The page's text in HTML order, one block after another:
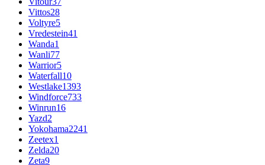
Vittos28
Voltyre5
Vredestein41
Wanda1
Wanli77
Warrior5
Waterfall10
Westlake1393
Windforce733
Winrun16
Yazd2
Yokohama2241
Zeetex1
Zelda20
Zeta9